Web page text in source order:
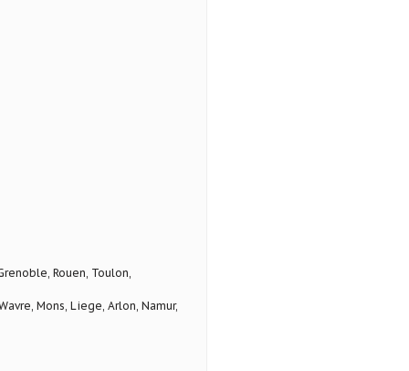
Rouen, Toulon,
Mons, Liege, Arlon, Namur,